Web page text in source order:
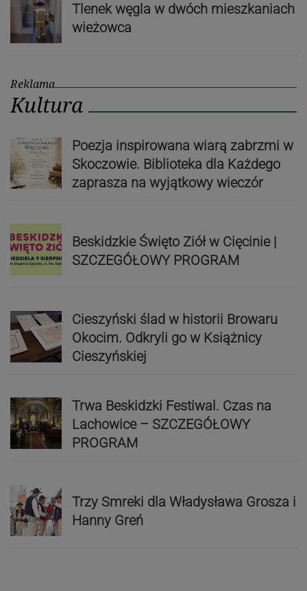
Tlenek węgla w dwóch mieszkaniach
wieżowca
Reklama
Kultura
Poezja inspirowana wiarą zabrzmi w
Skoczowie. Biblioteka dla Każdego
zaprasza na wyjątkowy wieczór
Beskidzkie Święto Ziół w Cięcinie |
SZCZEGÓŁOWY PROGRAM
Cieszyński ślad w historii Browaru
Okocim. Odkryli go w Książnicy
Cieszyńskiej
Trwa Beskidzki Festiwal. Czas na
Lachowice – SZCZEGÓŁOWY
PROGRAM
Trzy Smreki dla Władysława Grosza i
Hanny Greń